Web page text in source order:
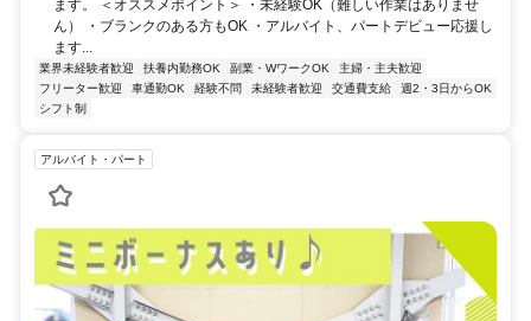
ます。 ＜オススメポイント＞ ・未経験OK（難しい作業はありませ
ん） ・ブランクのある方もOK ・アルバイト、パートデビュー応援し
ます...
業界未経験者歓迎 扶養内勤務OK 副業・WワークOK
主婦・主夫歓迎
フリーター歓迎
車通勤OK 経験不問 未経験者歓迎 交通費支給
週2・3日からOK
シフト制
アルバイト・パート